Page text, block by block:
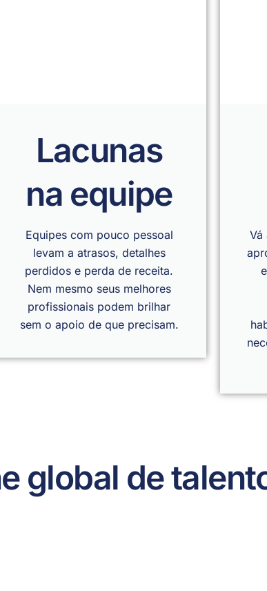
Lacunas
na equipe
Equipes com pouco pessoal
levam a atrasos, detalhes
perdidos e perda de receita.
Nem mesmo seus melhores
profissionais podem brilhar
sem o apoio de que precisam.
Vá
global de